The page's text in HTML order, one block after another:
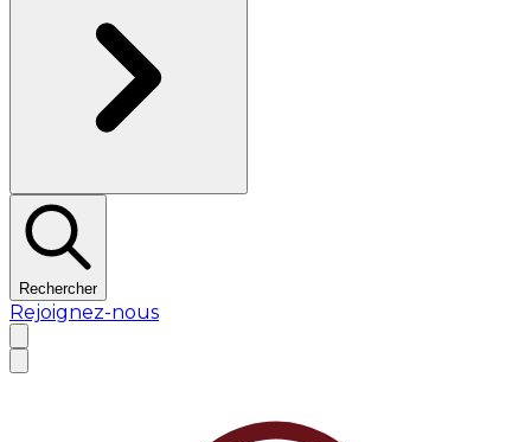
Rechercher
Rejoignez-nous